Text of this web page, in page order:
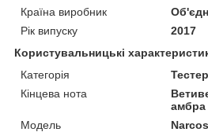
Країна виробник
Рік випуску
2017
Користувальницькі
Категорія
Кінцева нота
амбра
Мoдель